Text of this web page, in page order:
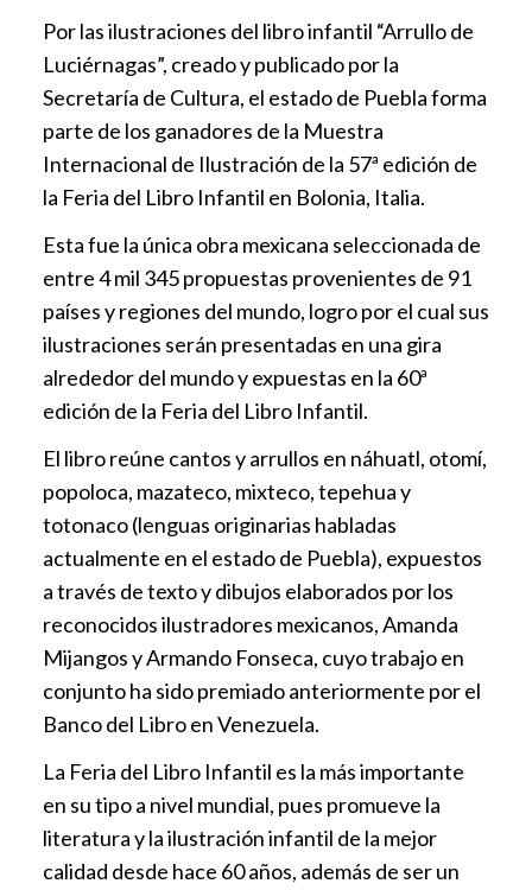
Por las ilustraciones del libro infantil “Arrullo de
Luciérnagas”, creado y publicado por la
Secretaría de Cultura, el estado de Puebla forma
parte de los ganadores de la Muestra
Internacional de Ilustración de la 57ª edición de
la Feria del Libro Infantil en Bolonia, Italia.
Esta fue la única obra mexicana seleccionada de
entre 4 mil 345 propuestas provenientes de 91
países y regiones del mundo, logro por el cual sus
ilustraciones serán presentadas en una gira
alrededor del mundo y expuestas en la 60ª
edición de la Feria del Libro Infantil.
El libro reúne cantos y arrullos en náhuatl, otomí,
popoloca, mazateco, mixteco, tepehua y
totonaco (lenguas originarias habladas
actualmente en el estado de Puebla), expuestos
a través de texto y dibujos elaborados por los
reconocidos ilustradores mexicanos, Amanda
Mijangos y Armando Fonseca, cuyo trabajo en
conjunto ha sido premiado anteriormente por el
Banco del Libro en Venezuela.
La Feria del Libro Infantil es la más importante
en su tipo a nivel mundial, pues promueve la
literatura y la ilustración infantil de la mejor
calidad desde hace 60 años, además de ser un